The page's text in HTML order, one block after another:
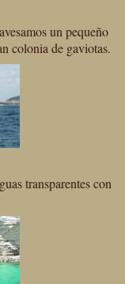
un pequeño
colonia de gaviotas.
transparentes con